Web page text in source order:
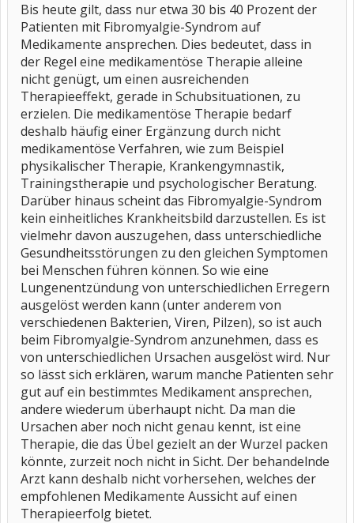
Bis heute gilt, dass nur etwa 30 bis 40 Prozent der
Patienten mit Fibromyalgie-Syndrom auf
Medikamente ansprechen. Dies bedeutet, dass in
der Regel eine medikamentöse Therapie alleine
nicht genügt, um einen ausreichenden
Therapieeffekt, gerade in Schubsituationen, zu
erzielen. Die medikamentöse Therapie bedarf
deshalb häufig einer Ergänzung durch nicht
medikamentöse Verfahren, wie zum Beispiel
physikalischer Therapie, Krankengymnastik,
Trainingstherapie und psychologischer Beratung.
Darüber hinaus scheint das Fibromyalgie-Syndrom
kein einheitliches Krankheitsbild darzustellen. Es ist
vielmehr davon auszugehen, dass unterschiedliche
Gesundheitsstörungen zu den gleichen Symptomen
bei Menschen führen können. So wie eine
Lungenentzündung von unterschiedlichen Erregern
ausgelöst werden kann (unter anderem von
verschiedenen Bakterien, Viren, Pilzen), so ist auch
beim Fibromyalgie-Syndrom anzunehmen, dass es
von unterschiedlichen Ursachen ausgelöst wird. Nur
so lässt sich erklären, warum manche Patienten sehr
gut auf ein bestimmtes Medikament ansprechen,
andere wiederum überhaupt nicht. Da man die
Ursachen aber noch nicht genau kennt, ist eine
Therapie, die das Übel gezielt an der Wurzel packen
könnte, zurzeit noch nicht in Sicht. Der behandelnde
Arzt kann deshalb nicht vorhersehen, welches der
empfohlenen Medikamente Aussicht auf einen
Therapieerfolg bietet.